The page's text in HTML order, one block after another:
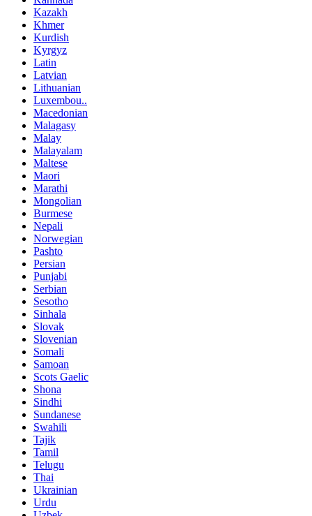
Kazakh
Khmer
Kurdish
Kyrgyz
Latin
Latvian
Lithuanian
Luxembou..
Macedonian
Malagasy
Malay
Malayalam
Maltese
Maori
Marathi
Mongolian
Burmese
Nepali
Norwegian
Pashto
Persian
Punjabi
Serbian
Sesotho
Sinhala
Slovak
Slovenian
Somali
Samoan
Scots Gaelic
Shona
Sindhi
Sundanese
Swahili
Tajik
Tamil
Telugu
Thai
Ukrainian
Urdu